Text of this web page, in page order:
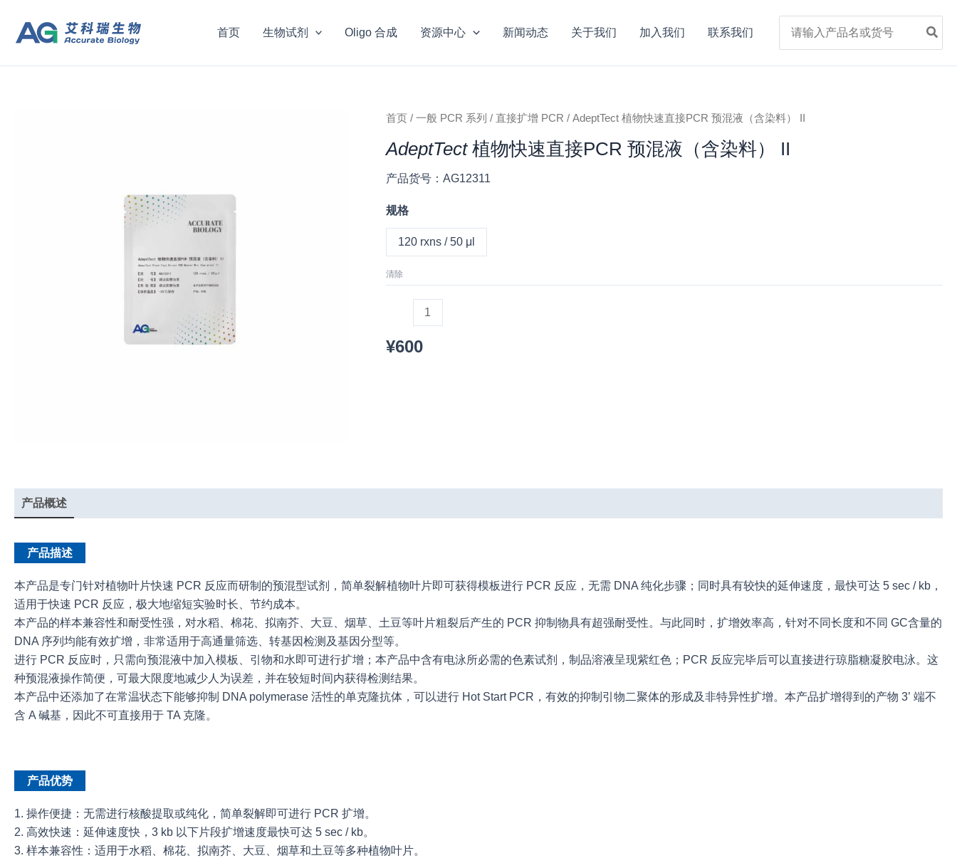
容
首页 生物试剂 Oligo 合成 资源中心 新闻动态 关于我们 加入我们 联系我们
for:
首页/ 一般 PCR 系列 / 直接扩增 PCR / AdeptTect 植物快速直接PCR 预混液（含染料） II
AdeptTect 植物快速直接PCR 预混液（含染料） II
产品货号：AG12311
规格
120 rxns / 50 μl
清除
AdeptTect
物
快
直
接
PCR
混
染
¥600
产品概述
产品描述
本产品是专门针对植物叶片快速 PCR 反应而研制的预混型试剂，简单裂解植物叶片即可获得模板进行 PCR 反应，无需 DNA 纯化步骤；同时具有较快的延伸速度，最快可达 5 sec / kb，
适用于快速 PCR 反应，极大地缩短实验时长、节约成本。
本产品的样本兼容性和耐受性强，对水稻、棉花、拟南芥、大豆、烟草、土豆等叶片粗裂后产生的 PCR 抑制物具有超强耐受性。与此同时，扩增效率高，针对不同长度和不同 GC含量的
DNA 序列均能有效扩增，非常适用于高通量筛选、转基因检测及基因分型等。
进行 PCR 反应时，只需向预混液中加入模板、引物和水即可进行扩增；本产品中含有电泳所必需的色素试剂，制品溶液呈现紫红色；PCR 反应完毕后可以直接进行琼脂糖凝胶电泳。这
种预混液操作简便，可最大限度地减少人为误差，并在较短时间内获得检测结果。
本产品中还添加了在常温状态下能够抑制 DNA polymerase 活性的单克隆抗体，可以进行 Hot Start PCR，有效的抑制引物二聚体的形成及非特异性扩增。本产品扩增得到的产物 3’ 端不
含 A 碱基，因此不可直接用于 TA 克隆。
产品优势
1. 操作便捷：无需进行核酸提取或纯化，简单裂解即可进行 PCR 扩增。
2. 高效快速：延伸速度快，3 kb 以下片段扩增速度最快可达 5 sec / kb。
3. 样本兼容性：适用于水稻、棉花、拟南芥、大豆、烟草和土豆等多种植物叶片。